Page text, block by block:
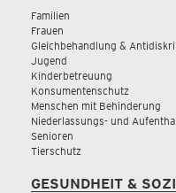
Familien
Frauen
Gleichbehandlung &
Jugend
Kinderbetreuung
Konsumentenschutz
Menschen mit Behinderung
Niederlassungs- und
Senioren
Tierschutz
GESUNDHEIT &